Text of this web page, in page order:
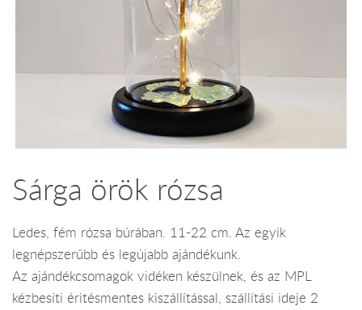
Sárga örök rózsa
Ledes, fém rózsa búrában. 11-22 cm. Az egyik
legnépszerűbb és legújabb ajándékunk.
Az ajándékcsomagok vidéken készülnek, és az MPL
kézbesíti éritésmentes kiszállítással, szállítási ideje 2